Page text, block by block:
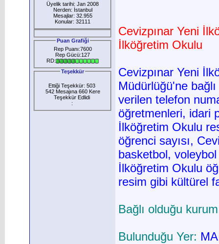
Üyelik tarihi: Jan 2008
Nerden: İstanbul
Mesajlar: 32.955
Konular: 32111
Puan Grafiği
Rep Puanı:7600
Rep Gücü:127
RD:
Teşekkür
Ettiği Teşekkür: 503
542 Mesajına 660 Kere
Teşekkür Edlidi
:
Cevizpınar Yeni
İlköğretim Okulu
Cevizpınar Yeni
Müdürlüğü'ne
verilen telefon
öğretmenleri, idari
İlköğretim Okulu
öğrenci sayısı,
basketbol, voleybol
İlköğretim Okulu
resim gibi kültürel
Bağlı olduğu
Bulunduğu Yer: